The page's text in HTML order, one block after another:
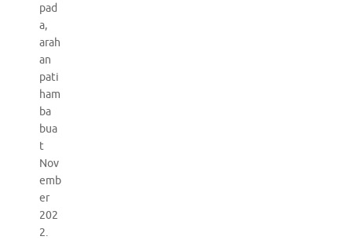
pad
a,
arah
an
pati
ham
ba
bua
t
Nov
emb
er
202
2.